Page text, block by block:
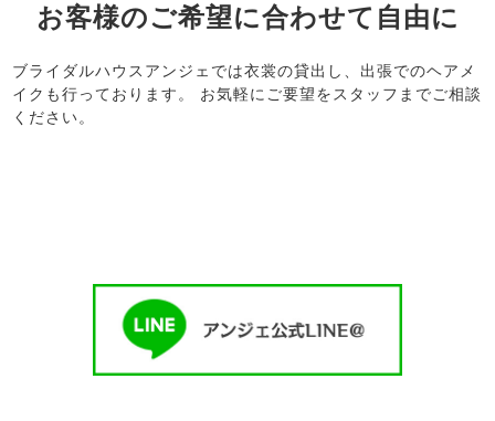
お客様のご希望に合わせて自由に
ブライダルハウスアンジェでは衣裳の貸出し、出張でのヘアメ
イクも行っております。 お気軽にご要望をスタッフまでご相談
ください。